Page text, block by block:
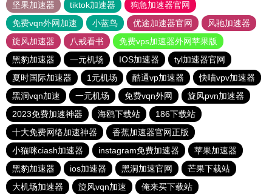
坚果加速器
tiktok加速器
狗急加速器官网
免费vqn外网加速
小蓝鸟 优途加速器官网
风驰加速器
旋风加速器
八戒看书
免费vps加速器外网苹果版
黑豹加速器
一元机场 IOS加速器
tyl加速器官网
夏时国际加速器
1元机场 酷通vp加速器
快喵vpv加速器
黑洞vqn加速
一元机场 免费vqn外网
旋风pvn加速器
2023免费加速神器
海鸥下载站
186下载站
十大免费网络加速神器
香蕉加速器官网正版
小猫咪ciash加速器
instagram免费加速器
苹果加速器
黑豹加速器
ios加速器 黑洞加速官网
芒果下载站
大机场加速器
旋风vqn加速 俺来买下载站